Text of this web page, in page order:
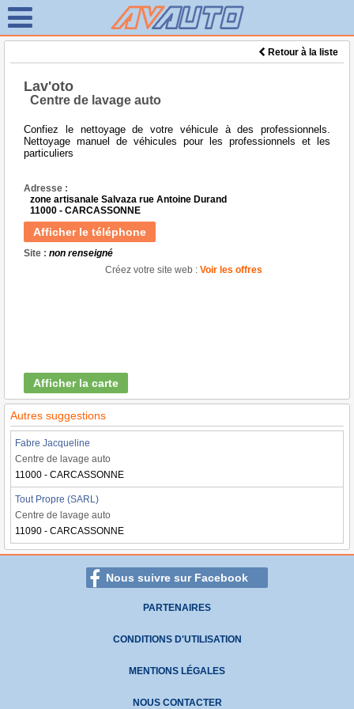
Retour à la liste
Lav'oto
Centre de lavage auto
Confiez le nettoyage de votre véhicule à des professionnels.
Nettoyage manuel de véhicules pour les professionnels et les
particuliers
Adresse :
zone artisanale Salvaza rue Antoine Durand
11000 - CARCASSONNE
Afficher le téléphone
Site : non renseigné
Créez votre site web : Voir les offres
Afficher la carte
Autres suggestions
Fabre Jacqueline
Centre de lavage auto
11000 - CARCASSONNE
Tout Propre (SARL)
Centre de lavage auto
11090 - CARCASSONNE
Nous suivre sur Facebook
PARTENAIRES
CONDITIONS D'UTILISATION
MENTIONS LÉGALES
NOUS CONTACTER